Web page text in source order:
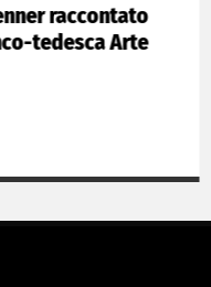
raccontato
Arte